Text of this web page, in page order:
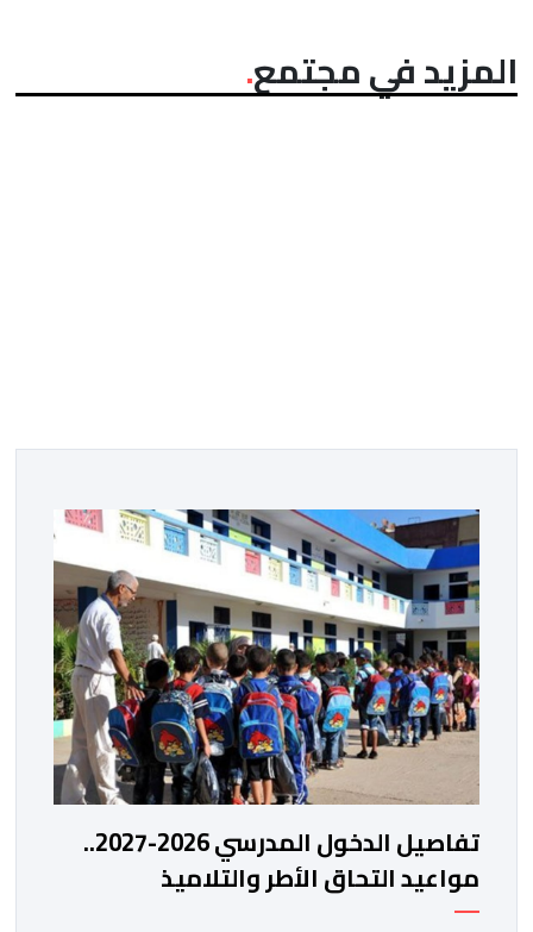
المزيد في مجتمع
تفاصيل الدخول المدرسي 2026-2027..
مواعيد التحاق الأطر والتلاميذ
بالمؤسسات التعليمية